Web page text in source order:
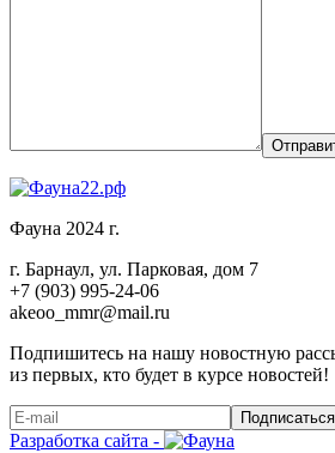
Фауна 2024 г.
г. Барнаул, ул. Парковая, дом 7
+7 (903) 995-24-06
akeoo_mmr@mail.ru
Подпишитесь на нашу новостную
из первых, кто будет в курсе новостей!
Подписаться
Разработка сайта -